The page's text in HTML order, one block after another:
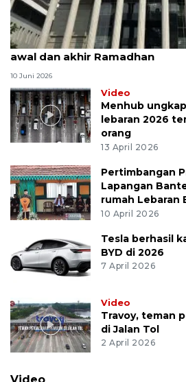
MK uji materi UU Peradilan
awal dan akhir Ramadhan
10 Juni 2026
Video
Menhub
lebaran 2026
orang
13 April 2026
Pertimbangan
Lapangan
rumah Lebaran
10 April 2026
Tesla berhasil
BYD di 2026
7 April 2026
Video
Travoy, teman
di Jalan Tol
2 April 2026
Video